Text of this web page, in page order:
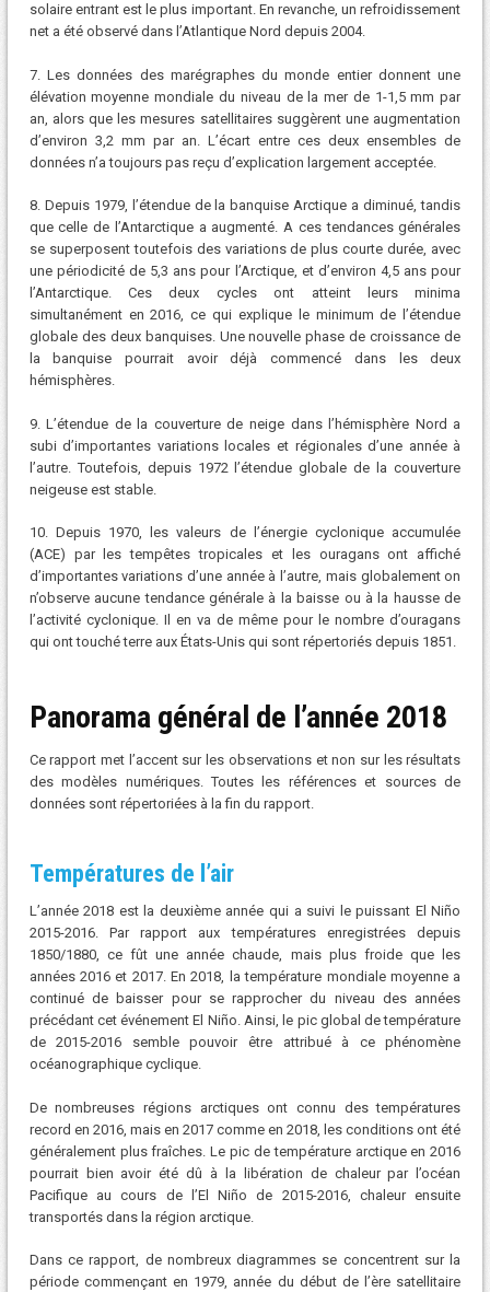
solaire entrant est le plus important. En revanche, un refroidissement
net a été observé dans l’Atlantique Nord depuis 2004.
7. Les données des marégraphes du monde entier donnent une
élévation moyenne mondiale du niveau de la mer de 1-1,5 mm par
an, alors que les mesures satellitaires suggèrent une augmentation
d’environ 3,2 mm par an. L’écart entre ces deux ensembles de
données n’a toujours pas reçu d’explication largement acceptée.
8. Depuis 1979, l’étendue de la banquise Arctique a diminué, tandis
que celle de l’Antarctique a augmenté. A ces tendances générales
se superposent toutefois des variations de plus courte durée, avec
une périodicité de 5,3 ans pour l’Arctique, et d’environ 4,5 ans pour
l’Antarctique. Ces deux cycles ont atteint leurs minima
simultanément en 2016, ce qui explique le minimum de l’étendue
globale des deux banquises. Une nouvelle phase de croissance de
la banquise pourrait avoir déjà commencé dans les deux
hémisphères.
9. L’étendue de la couverture de neige dans l’hémisphère Nord a
subi d’importantes variations locales et régionales d’une année à
l’autre. Toutefois, depuis 1972 l’étendue globale de la couverture
neigeuse est stable.
10. Depuis 1970, les valeurs de l’énergie cyclonique accumulée
(ACE) par les tempêtes tropicales et les ouragans ont affiché
d’importantes variations d’une année à l’autre, mais globalement on
n’observe aucune tendance générale à la baisse ou à la hausse de
l’activité cyclonique. Il en va de même pour le nombre d’ouragans
qui ont touché terre aux États-Unis qui sont répertoriés depuis 1851.
Panorama général de l’année 2018
Ce rapport met l’accent sur les observations et non sur les résultats
des modèles numériques. Toutes les références et sources de
données sont répertoriées à la fin du rapport.
Températures de l’air
L’année 2018 est la deuxième année qui a suivi le puissant El Niño
2015-2016. Par rapport aux températures enregistrées depuis
1850/1880, ce fût une année chaude, mais plus froide que les
années 2016 et 2017. En 2018, la température mondiale moyenne a
continué de baisser pour se rapprocher du niveau des années
précédant cet événement El Niño. Ainsi, le pic global de température
de 2015-2016 semble pouvoir être attribué à ce phénomène
océanographique cyclique.
De nombreuses régions arctiques ont connu des températures
record en 2016, mais en 2017 comme en 2018, les conditions ont été
généralement plus fraîches. Le pic de température arctique en 2016
pourrait bien avoir été dû à la libération de chaleur par l’océan
Pacifique au cours de l’El Niño de 2015-2016, chaleur ensuite
transportés dans la région arctique.
Dans ce rapport, de nombreux diagrammes se concentrent sur la
période commençant en 1979, année du début de l’ère satellitaire